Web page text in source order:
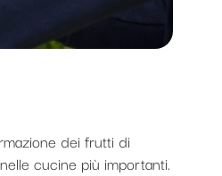
dei frutti di
cucine più importanti.